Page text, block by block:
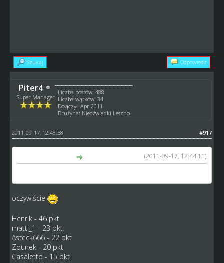
Szukaj Odpowiedz
Piter4
Super Manager
Liczba postów: 488
Liczba wątków: 34
Dołączył: Apr 2011
Drużyna: Niedźwiadki Leszno
#917
2011-09-17, 12:48:58
(2011-09-17, 12:44:11)
oczywiście
Henrik - 46 pkt
matti_1 - 23 pkt
Asteck666 - 22 pkt
Zdunek - 20 pkt
Casaletto - 15 pkt